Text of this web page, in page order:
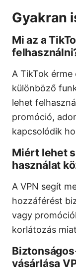
Gyakran
Mi az a
A TikTok
különböző
lehet
promóció,
kapcsolódik
Miért lehet
használat
A VPN segít
hozzáférést
vagy
korlátozás
vásárlása